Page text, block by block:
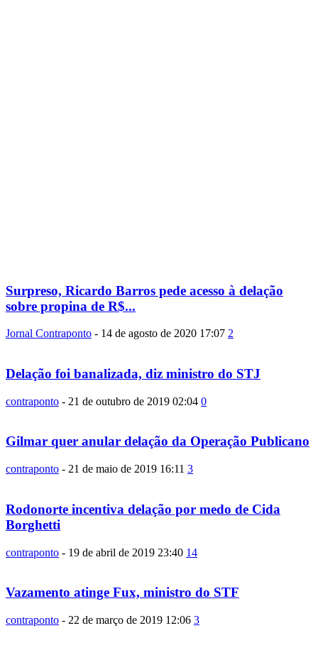
Surpreso, Ricardo Barros pede acesso à delação
sobre propina de R$...
Jornal Contraponto - 14 de agosto de 2020 17:07 2
Delação foi banalizada, diz ministro do STJ
contraponto - 21 de outubro de 2019 02:04 0
Gilmar quer anular delação da Operação Publicano
contraponto - 21 de maio de 2019 16:11 3
Rodonorte incentiva delação por medo de Cida
Borghetti
contraponto - 19 de abril de 2019 23:40 14
Vazamento atinge Fux, ministro do STF
contraponto - 22 de março de 2019 12:06 3